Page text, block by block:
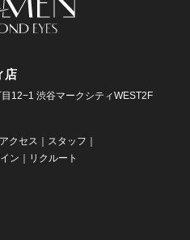
店
12−1 渋谷マークシティWEST2F
アクセス ｜ スタッフ ｜
ン ｜ リクルート